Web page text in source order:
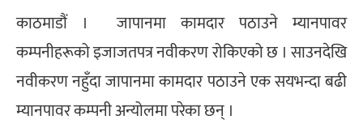
काठमाडौं । जापानमा कामदार पठाउने म्यानपावर
कम्पनीहरूको इजाजतपत्र नवीकरण रोकिएको छ । साउनदेखि
नवीकरण नहुँदा जापानमा कामदार पठाउने एक सयभन्दा बढी
म्यानपावर कम्पनी अन्योलमा परेका छन् ।